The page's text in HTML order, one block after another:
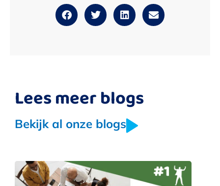
Lees meer blogs
Bekijk al onze blogs